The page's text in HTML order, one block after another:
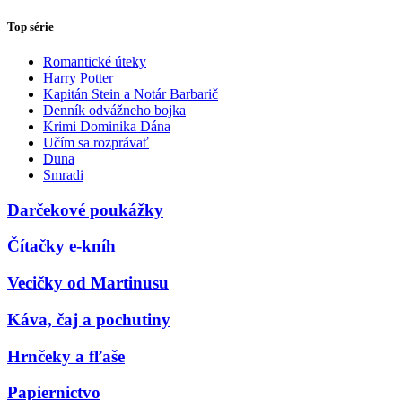
Top série
Romantické úteky
Harry Potter
Kapitán Stein a Notár Barbarič
Denník odvážneho bojka
Krimi Dominika Dána
Učím sa rozprávať
Duna
Smradi
Darčekové poukážky
Čítačky e-kníh
Vecičky od Martinusu
Káva, čaj a pochutiny
Hrnčeky a fľaše
Papiernictvo